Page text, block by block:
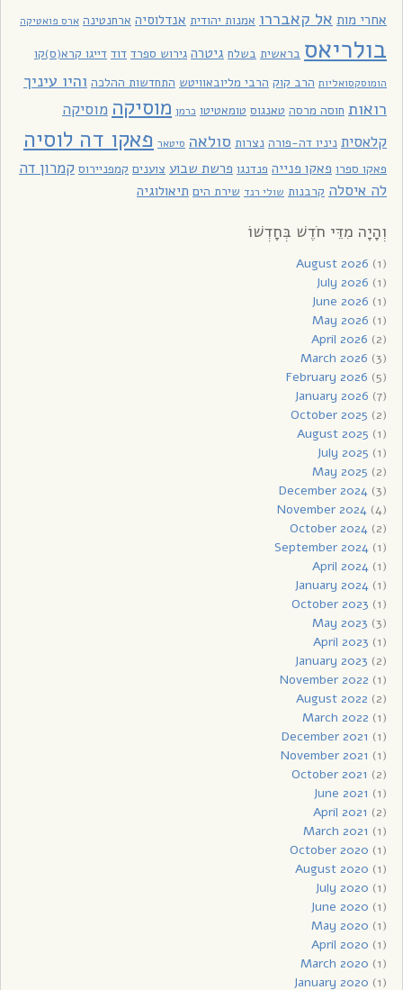
אחרי מות אל קאבררו אמנות יהודית אנדלוסיה ארחנטינה ארס פואטיקה
בולריאס בראשית בשלח גיטרה גירוש ספרד דוד דייגו קרא(ס)קו
הומוסקסואליות הרב קוק הרבי מליובאוויטש התחדשות ההלכה והיו עיניך
רואות חוסה מרסה טאנגוס טומאטיטו כרמן מוסיקה מוסיקה
קלאסית ניניו דה-פורה נצרות סולאה סיטאר פאקו דה לוסיה
פאקו ספרו פאקו פנייה פנדנגו פרשת שבוע צוענים קמפניירוס קמרון דה
לה איסלה קרבנות שולי רנד שירת הים תיאולוגיה
וְהָיָה מִדֵּי חֹדֶשׁ בְּחָדְשׁוֹ
August 2026 (1)
July 2026 (1)
June 2026 (1)
May 2026 (1)
April 2026 (2)
March 2026 (3)
February 2026 (5)
January 2026 (7)
October 2025 (2)
August 2025 (1)
July 2025 (1)
May 2025 (2)
December 2024(3)
November 2024(4)
October 2024(2)
September 2024(1)
April 2024(1)
January 2024(1)
October 2023 (1)
May 2023 (3)
April 2023 (1)
January 2023 (2)
November 2022 (1)
August 2022 (2)
March 2022 (1)
December 2021 (1)
November 2021 (1)
October 2021 (2)
June 2021 (1)
April 2021 (2)
March 2021 (1)
October 2020 (1)
August 2020 (1)
July 2020 (1)
June 2020 (1)
May 2020 (1)
April 2020 (1)
March 2020 (1)
January 2020 (1)